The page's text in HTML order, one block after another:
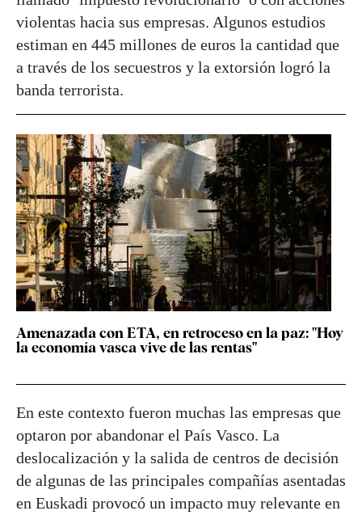
violentas hacia sus empresas. Algunos estudios
estiman en 445 millones de euros la cantidad que
a través de los secuestros y la extorsión logró la
banda terrorista.
Amenazada con ETA, en retroceso en la paz: "Hoy
la economía vasca vive de las rentas"
En este contexto fueron muchas las empresas que
optaron por abandonar el País Vasco. La
deslocalización y la salida de centros de decisión
de algunas de las principales compañías asentadas
en Euskadi provocó un impacto muy relevante en